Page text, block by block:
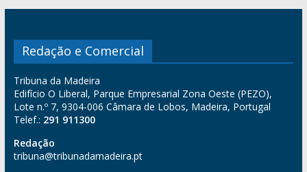
Redação e Comercial
Tribuna da Madeira
Edifício O Liberal, Parque Empresarial Zona Oeste (PEZO),
Lote n.º 7, 9304-006 Câmara de Lobos, Madeira, Portugal
Telef.: 291 911300
Redação
tribuna@tribunadamadeira.pt